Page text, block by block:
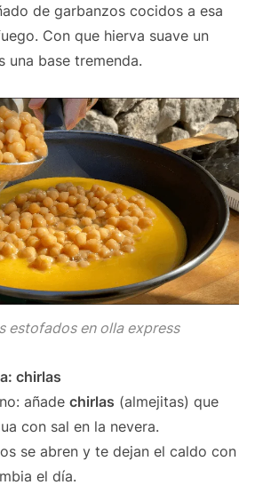
de garbanzos cocidos a esa
Con que hierva suave un
una base tremenda.
estofados en olla express
chirlas
añade chirlas (almejitas) que
con sal en la nevera.
se abren y te dejan el caldo con
el día.